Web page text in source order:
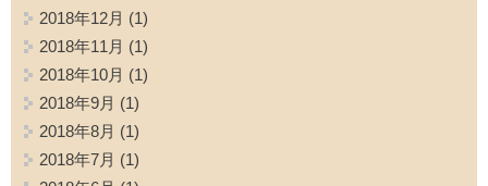
2018年12月 (1)
2018年11月 (1)
2018年10月 (1)
2018年9月 (1)
2018年8月 (1)
2018年7月 (1)